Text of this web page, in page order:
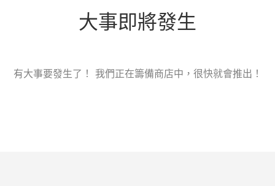
大事即將發生
有大事要發生了！ 我們正在籌備商店中，很快就會推出！